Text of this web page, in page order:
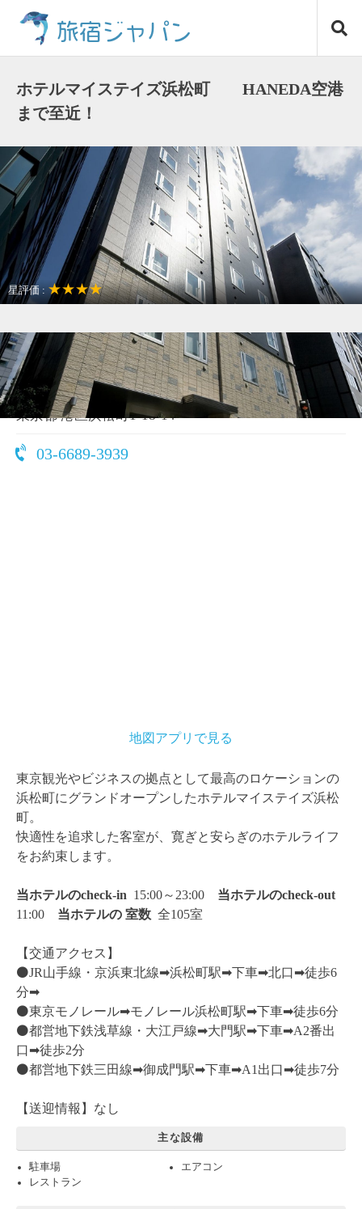
キ
ッ
プ
旅宿ジャパン
ホテルマイステイズ浜松町 HANEDA空港
まで至近！
星評価 : ★★★★
アクセスが良い
〒105-0013
東京都 港区浜松町1-18-14
03-6689-3939
地図アプリで見る
東京観光やビジネスの拠点として最高のロケーションの
浜松町にグランドオープンしたホテルマイステイズ浜松
町。
快適性を追求した客室が、寛ぎと安らぎのホテルライフ
をお約束します。
当ホテルのcheck-in 15:00～23:00 当ホテルのcheck-out
11:00 当ホテルの 室数 全105室
【交通アクセス】
⚫️JR山手線・京浜東北線➡︎浜松町駅➡︎下車➡︎北口➡︎徒歩6
分➡︎
⚫️東京モノレール➡︎モノレール浜松町駅➡︎下車➡︎徒歩6分
⚫️都営地下鉄浅草線・大江戸線➡︎大門駅➡︎下車➡︎A2番出
口➡︎徒歩2分
⚫️都営地下鉄三田線➡︎御成門駅➡︎下車➡︎A1出口➡︎徒歩7分
【送迎情報】なし
主な設備
駐車場
エアコン
レストラン